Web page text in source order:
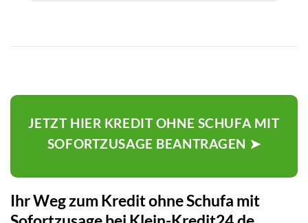
JETZT HIER KREDIT OHNE SCHUFA MIT
SOFORTZUSAGE BEANTRAGEN ➤
Ihr Weg zum Kredit ohne Schufa mit